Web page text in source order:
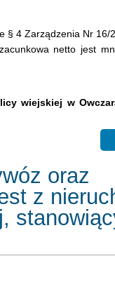
§ 4 Zarządzenia Nr 16/
netto jest
wiejskiej w
oraz
z